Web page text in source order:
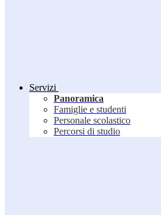
Servizi
Panoramica
Famiglie e studenti
Personale scolastico
Percorsi di studio